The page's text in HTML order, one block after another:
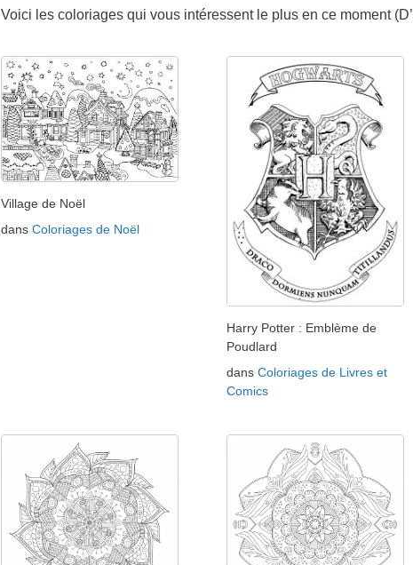
Voici les coloriages qui vous intéressent le plus en ce moment
Village de Noël
dans Coloriages de Noël
Harry Potter : Emblème de
Poudlard
dans Coloriages de Livres et
Comics